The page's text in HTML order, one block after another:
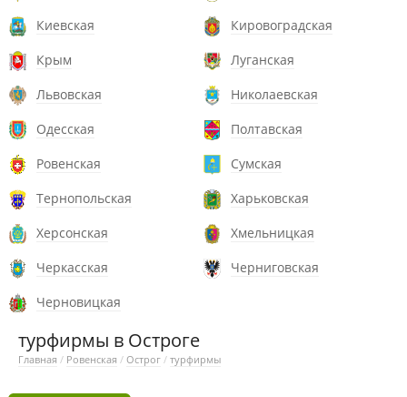
Киевская
Кировоградская
Крым
Луганская
Львовская
Николаевская
Одесская
Полтавская
Ровенская
Сумская
Тернопольская
Харьковская
Херсонская
Хмельницкая
Черкасская
Черниговская
Черновицкая
турфирмы в Остроге
Главная / Ровенская / Острог / турфирмы